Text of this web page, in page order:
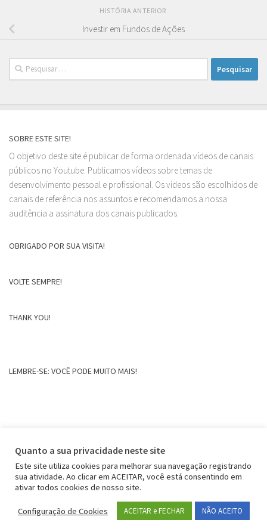
HISTÓRIA ANTERIOR
Investir em Fundos de Ações
Pesquisar
por:
SOBRE ESTE SITE!
O objetivo deste site é publicar de forma ordenada vídeos de canais
públicos no Youtube. Publicamos vídeos sobre temas de
desenvolvimento pessoal e profissional. Os vídeos são escolhidos de
canais de referência nos assuntos e recomendamos a nossa
auditência a assinatura dos canais publicados.
OBRIGADO POR SUA VISITA!
VOLTE SEMPRE!
THANK YOU!
LEMBRE-SE: VOCÊ PODE MUITO MAIS!
Quanto a sua privacidade neste site
Este site utiliza cookies para melhorar sua navegação registrando
sua atividade. Ao clicar em ACEITAR, você está consentindo em
ativar todos cookies de nosso site.
Configuração de Cookies ACEITAR e FECHAR NÃO ACEITO